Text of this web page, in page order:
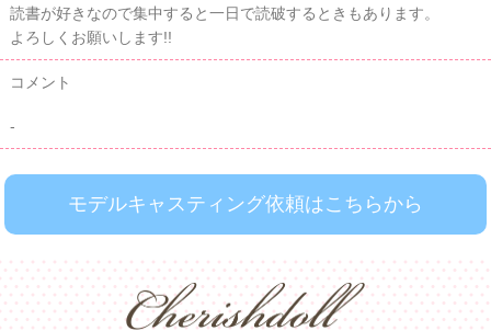
読書が好きなので集中すると一日で読破するときもあります。
よろしくお願いします!!
コメント
-
モデルキャスティング依頼はこちらから